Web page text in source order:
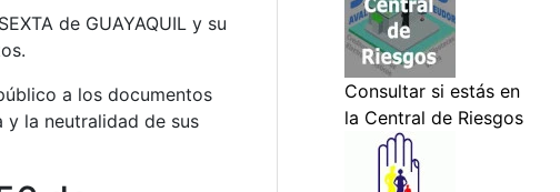
de GUAYAQUIL y su
a los documentos
la neutralidad de sus